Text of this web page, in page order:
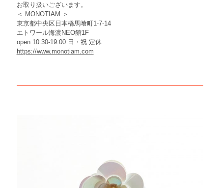
お取り扱いございます。
＜ MONOTIAM ＞
東京都中央区日本橋馬喰町1-7-14
エトワール海渡NEO館1F
open 10:30-19:00 日・祝 定休
https://www.monotiam.com